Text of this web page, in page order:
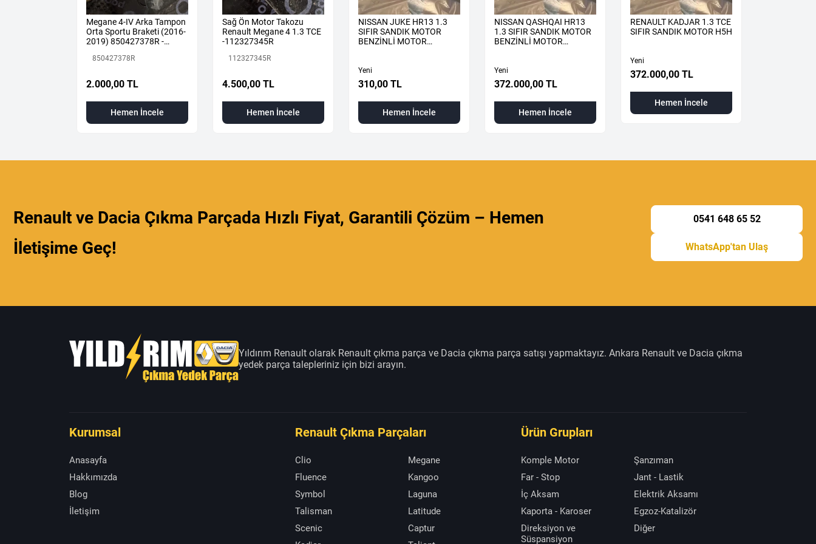
Megane 4-IV Arka Tampon
Orta Sportu Braketi (2016-
2019) 850427378R -
850427378R
2.000,00 TL
Hemen İncele
Sağ Ön Motor Takozu
Renault Megane 4 1.3 TCE
-112327345R
112327345R
4.500,00 TL
Hemen İncele
NISSAN JUKE HR13 1.3
SIFIR SANDIK MOTOR
BENZİNLİ MOTOR
Yeni
310,00 TL
Hemen İncele
NISSAN QASHQAI HR13
1.3 SIFIR SANDIK MOTOR
BENZİNLİ MOTOR
Yeni
372.000,00 TL
Hemen İncele
RENAULT KADJAR 1.3 TCE
SIFIR SANDIK MOTOR H5H
Yeni
372.000,00 TL
Hemen İncele
Renault ve Dacia Çıkma Parçada Hızlı Fiyat, Garantili Çözüm – Hemen
İletişime Geç!
0541 648 65 52
WhatsApp'tan Ulaş
Yıldırım Renault olarak Renault çıkma parça ve Dacia çıkma parça satışı yapmaktayız. Ankara Renault ve Dacia çıkma
yedek parça talepleriniz için bizi arayın.
Kurumsal
Anasayfa
Hakkımızda
Blog
İletişim
Renault Çıkma Parçaları
Clio
Megane
Fluence
Kangoo
Symbol
Laguna
Talisman
Latitude
Scenic
Captur
Ürün Grupları
Komple Motor
Şanzıman
Far - Stop
Jant - Lastik
İç Aksam
Elektrik Aksamı
Kaporta - Karoser
Egzoz-Katalizör
Direksiyon ve
Süspansiyon
Diğer